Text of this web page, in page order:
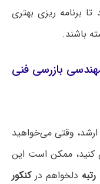
برنامه ریزی بهتری
باشند.
بازرسی فنی
وقتی می‌خواهید
کنید، ممکن است این
رتبه دلخواهم درکنکور